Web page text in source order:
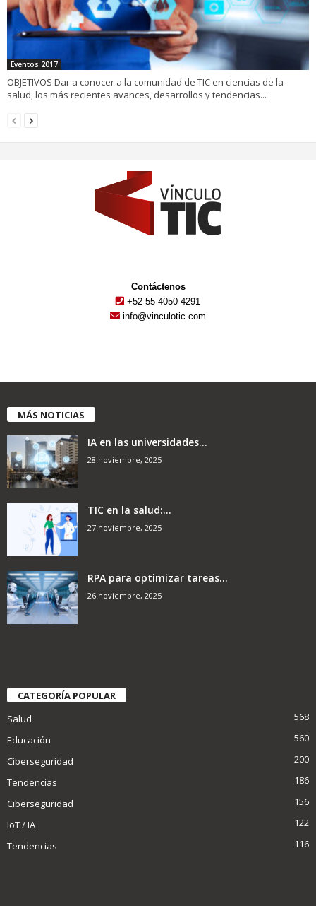
Eventos 2017
OBJETIVOS Dar a conocer a la comunidad de TIC en ciencias de la
salud, los más recientes avances, desarrollos y tendencias...
Contáctenos
+52 55 4050 4291
info@vinculotic.com
MÁS NOTICIAS
IA en las universidades...
28 noviembre, 2025
TIC en la salud:...
27 noviembre, 2025
RPA para optimizar tareas...
26 noviembre, 2025
CATEGORÍA POPULAR
Salud
568
Educación
560
Ciberseguridad
200
Tendencias
186
Ciberseguridad
156
IoT / IA
122
Tendencias
116